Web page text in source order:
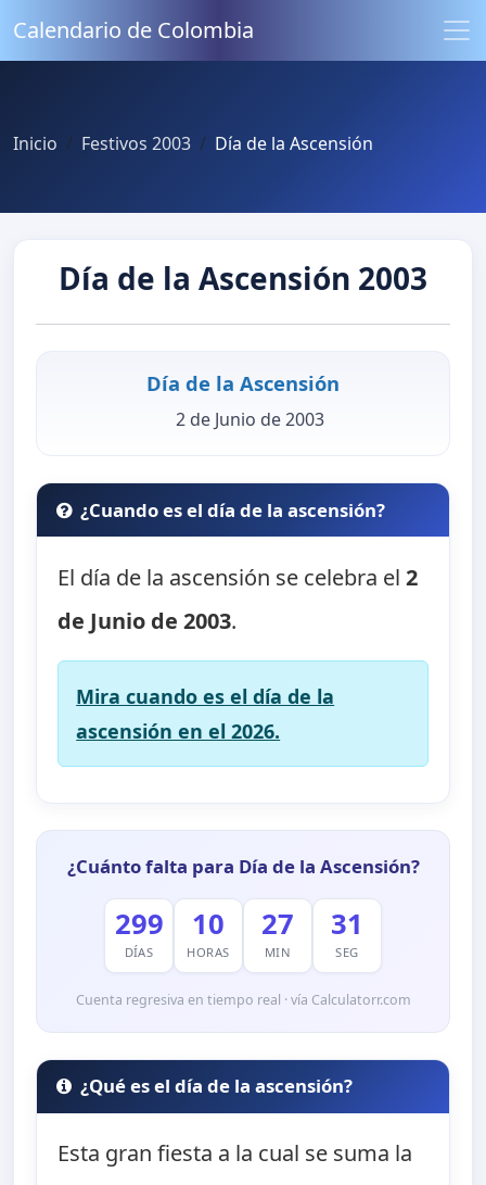
Calendario de Colombia
Inicio Festivos 2003 Día de la Ascensión
Día de la Ascensión 2003
Día de la Ascensión
2 de Junio de 2003
¿Cuando es el día de la ascensión?
El día de la ascensión se celebra el2
de Junio de 2003.
Mira cuando es el día de la
ascensión en el 2026.
¿Cuánto falta para Día de la Ascensión?
299
DÍAS
10
HORAS
27
MIN
30
SEG
Cuenta regresiva en tiempo real · vía Calculatorr.com
¿Qué es el día de la ascensión?
Esta gran fiesta a la cual se suma la